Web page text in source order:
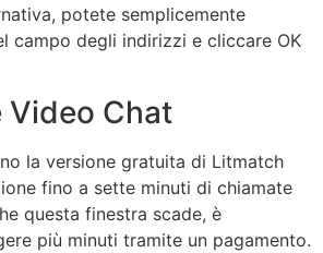
potete semplicemente
campo degli indirizzi e cliccare OK
Video Chat
la versione gratuita di Litmatch
fino a sette minuti di chiamate
questa finestra scade, è
più minuti tramite un pagamento.